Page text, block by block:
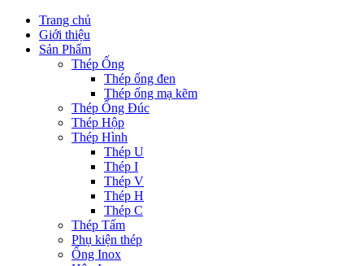
Trang chủ
Giới thiệu
Sản Phẩm
Thép Ống
Thép ống đen
Thép ống mạ kẽm
Thép Ống Đúc
Thép Hộp
Thép Hình
Thép U
Thép I
Thép V
Thép H
Thép C
Thép Tấm
Phụ kiện thép
Ống Inox